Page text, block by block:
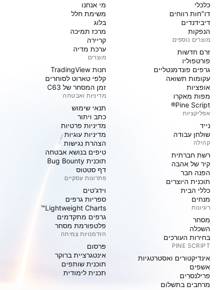
כלכלי
דו"חות רווחים
דיבידנדים
הנפקות
מוצרים נוספים
זרם חדשות
פורטפוליו
גרפים פונדמנטליים
עקומות תשואה
אופציות
מפות מאקרו
Pine Script®
אפליקציות
נייד
שולחן עבודה
קהילה
רשת חברתית
קיר של אהבה
הפנה חבר
תוכנית היוצרים
כללי הבית
מנחים
רעיונות
מסחר
השכלה
בחירות העורכים
PINE SCRIPT
אינדיקטורים ואסטרטגיות
אשפים
פרילנסרים
מרחבים בתשלום
מי אנחנו
משימת חלל
בלוג
מרכז תמיכה
קריירה
ערכת מדיה
מוצרים
חנות TradingView
קלפי טארוט לסוחרים
זמן המסחר של C63
מדיניות ואבטחה
תנאי שימוש
כתב ויתור
מדיניות פרטיות
מדיניות עוגיות
הצהרת נגישות
טיפים בנושא אבטחה
תוכנית Bug Bounty
דף סטטוס
פתרונות עסקיים
וידג'טים
ספריות גרפים
Lightweight Charts™
גרפים מתקדמים
פלטפורמת מסחר
הזדמנויות צמיחה
פּרסום
אינטגרציית ברוקר
תוכנית שותפים
תכנית לימודית